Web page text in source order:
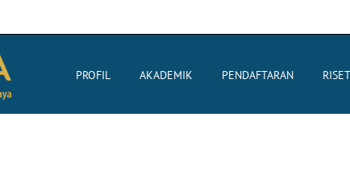
PROFIL AKADEMIK PENDAFTARAN